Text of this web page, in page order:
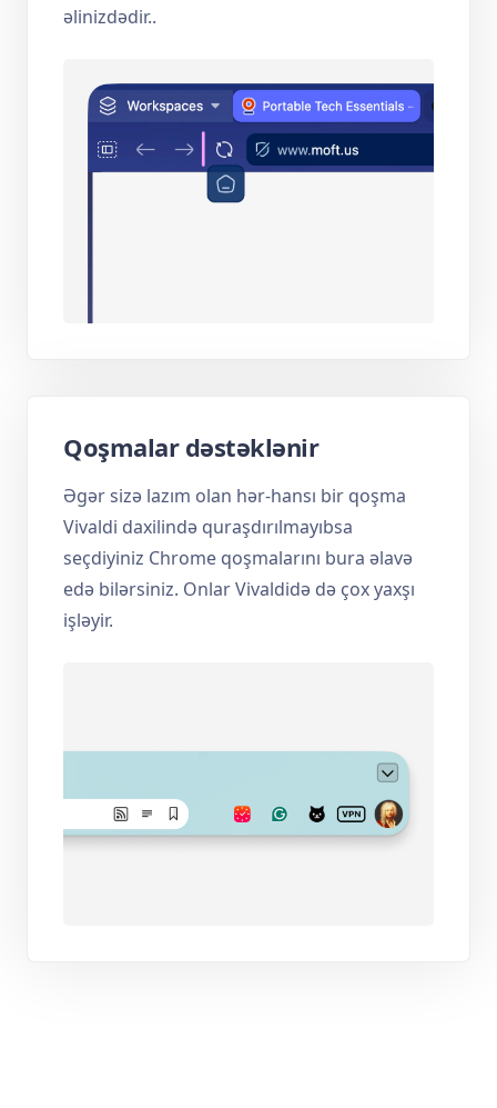
əlinizdədir..
Qoşmalar dəstəklənir
Əgər sizə lazım olan hər-hansı bir qoşma
Vivaldi daxilində quraşdırılmayıbsa
seçdiyiniz Chrome qoşmalarını bura əlavə
edə bilərsiniz. Onlar Vivaldidə də çox yaxşı
işləyir.